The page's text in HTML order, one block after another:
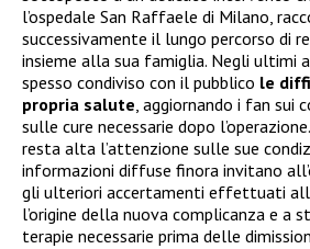
l’ospedale San Raffaele di Milano,
successivamente il lungo percorso di
insieme alla sua famiglia. Negli ultimi
spesso condiviso con il pubblico le
propria salute, aggiornando i fan sui
sulle cure necessarie dopo
resta alta l’attenzione sulle sue
informazioni diffuse finora invitano
gli ulteriori accertamenti effettuati
l’origine della nuova complicanza e a
terapie necessarie prima delle